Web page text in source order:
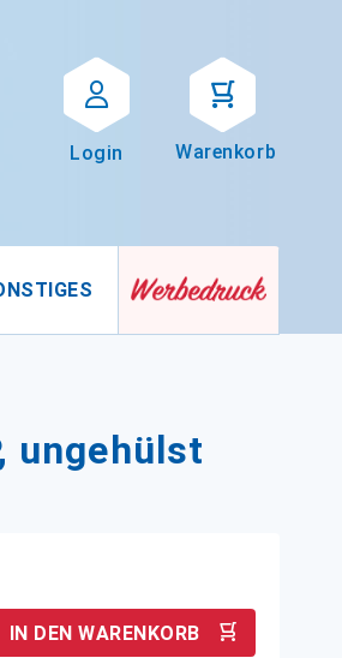
Login Warenkorb
ungehülst
IN DEN WARENKORB